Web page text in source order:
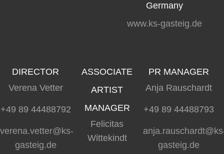
Germany
www.ks-gasteig.de
DIRECTOR
Verena Vetter
+49 89 44488792
verena.vetter@ks-
gasteig.de
ASSOCIATE
ARTIST
MANAGER
Felicitas
Wittekindt
PR MANAGER
Anja Rauschardt
+49 89 44488793
gasteig.de